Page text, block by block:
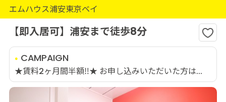
エムハウス浦安東京ベイ
【即入居可】浦安まで徒歩8分
CAMPAIGN
★賃料2ヶ月間半額‼★ お申し込みいただいた方は...